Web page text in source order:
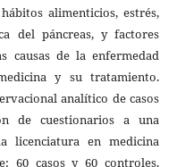
alimenticios, estrés,
del páncreas, y factores
causas de la enfermedad
y su tratamiento.
analítico de casos
de cuestionarios a una
licenciatura en medicina
60 casos y 60 controles.